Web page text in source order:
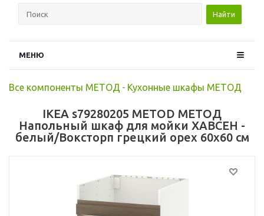
Найти
МЕНЮ
Все компоненты МЕТОД - Кухонные шкафы МЕТОД
IKEA s79280205 METOD МЕТОД
Напольный шкаф для мойки ХАВСЕН -
белый/Воксторп грецкий орех 60x60 см